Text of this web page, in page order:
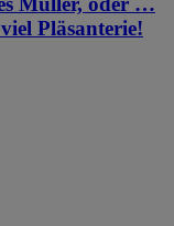
Pläsanterie!